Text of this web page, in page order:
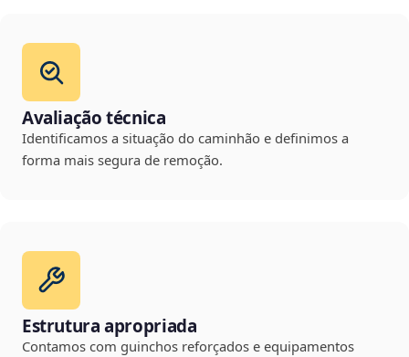
Avaliação técnica
Identificamos a situação do caminhão e definimos a
forma mais segura de remoção.
Estrutura apropriada
Contamos com guinchos reforçados e equipamentos